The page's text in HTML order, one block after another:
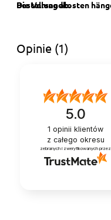
Opinie (1)
5.0
1 opinii klientów
z całego okresu
zebranych i zweryfikowanych przez